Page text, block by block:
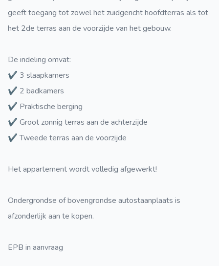
geeft toegang tot zowel het zuidgericht hoofdterras als tot
het 2de terras aan de voorzijde van het gebouw.
De indeling omvat:
✔️ 3 slaapkamers
✔️ 2 badkamers
✔️ Praktische berging
✔️ Groot zonnig terras aan de achterzijde
✔️ Tweede terras aan de voorzijde
Het appartement wordt volledig afgewerkt!
Ondergrondse of bovengrondse autostaanplaats is
afzonderlijk aan te kopen.
EPB in aanvraag